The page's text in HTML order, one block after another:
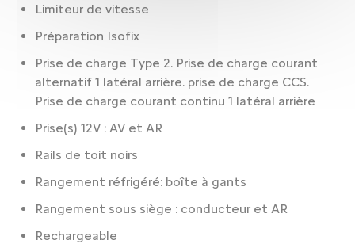
Limiteur de vitesse
Préparation Isofix
Prise de charge Type 2. Prise de charge courant
alternatif 1 latéral arrière. prise de charge CCS.
Prise de charge courant continu 1 latéral arrière
Prise(s) 12V : AV et AR
Rails de toit noirs
Rangement réfrigéré: boîte à gants
Rangement sous siège : conducteur et AR
Rechargeable